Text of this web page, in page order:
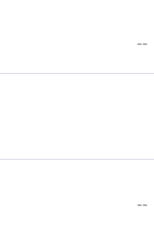
--
--